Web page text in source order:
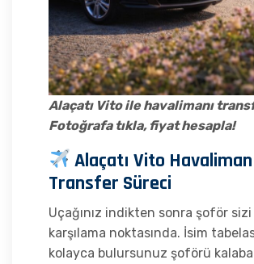
Alaçatı Vito ile havalimanı
Fotoğrafa tıkla, fiyat hesapla!
Alaçatı Vito
Transfer Süreci
Uçağınız indikten sonra şoför
karşılama noktasında. İsim
kolayca bulursunuz şoförü